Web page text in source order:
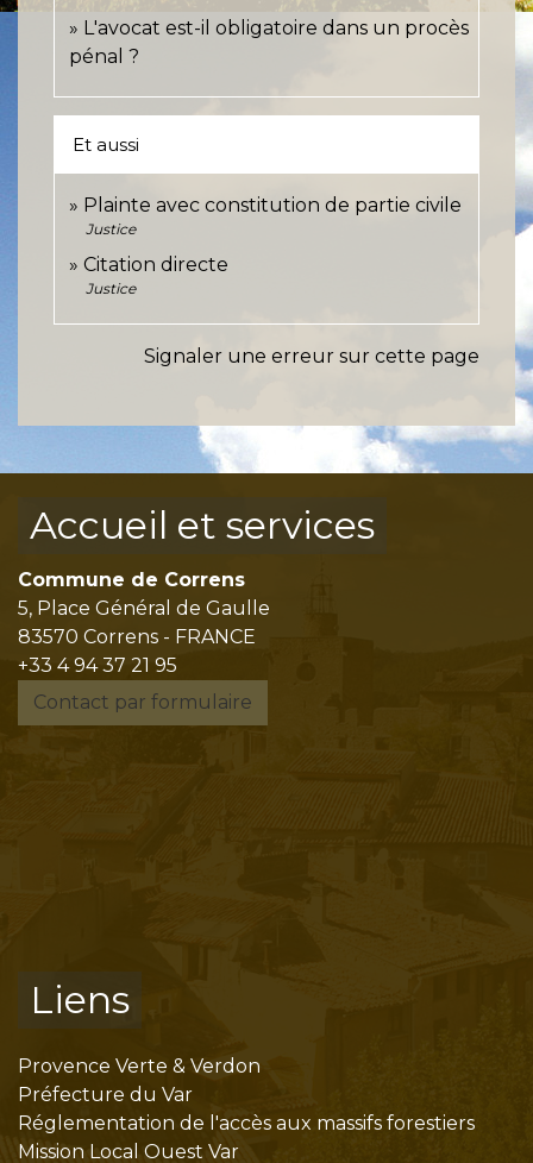
L'avocat est-il obligatoire dans un procès
pénal ?
Et aussi
Plainte avec constitution de partie civile
Justice
Citation directe
Justice
Signaler une erreur sur cette page
Accueil et services
Commune de Correns
5, Place Général de Gaulle
83570 Correns - FRANCE
+33 4 94 37 21 95
Contact par formulaire
Liens
Provence Verte & Verdon
Préfecture du Var
Réglementation de l'accès aux massifs forestiers
Mission Local Ouest Var